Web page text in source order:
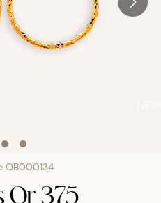
OB000134
Or 375